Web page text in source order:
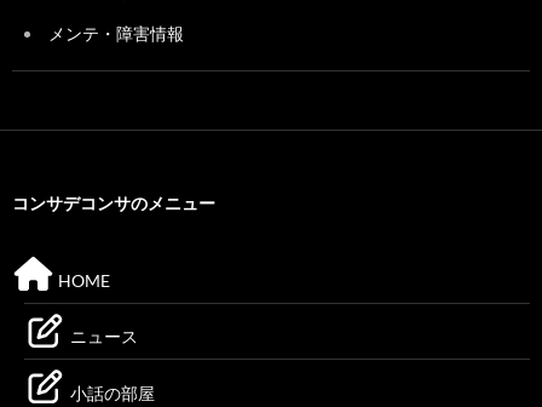
メンテ・障害情報
コンサデコンサのメニュー
HOME
ニュース
小話の部屋